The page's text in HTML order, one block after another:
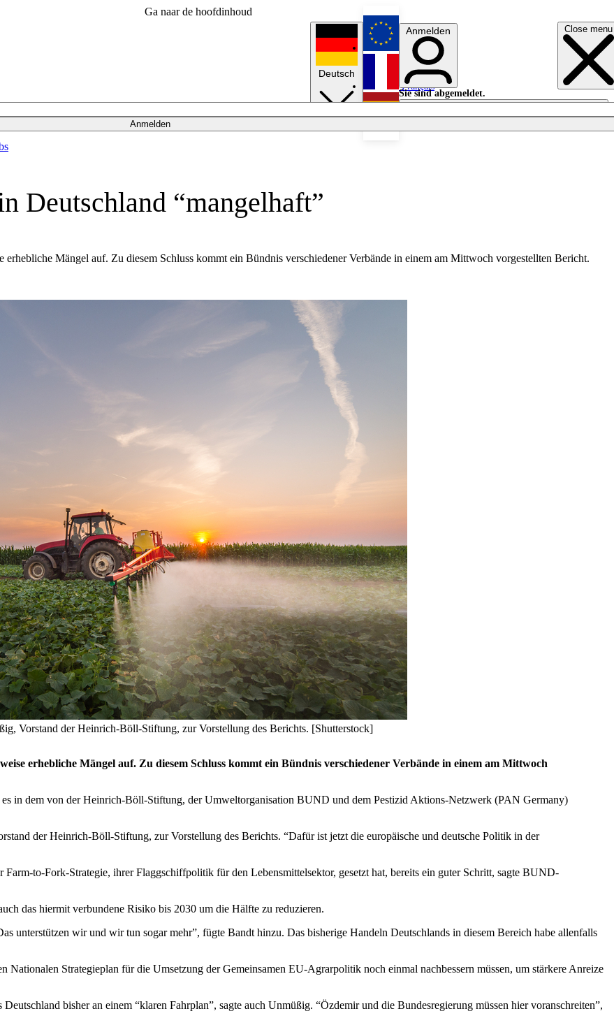
Ga naar de hoofdinhoud
Close menu
Anmelden
Deutsch
English
Français
Anmelden
Sie sind abgemeldet.
Anmelden
Licht aus
Deutschland “mangelhaft”
Mängel auf. Zu diesem Schluss kommt ein Bündnis verschiedener Verbände in einem am Mittwoch vorgestellten Bericht.
Vorstand der Heinrich-Böll-Stiftung, zur Vorstellung des Berichts. [Shutterstock]
erhebliche Mängel auf. Zu diesem Schluss kommt ein Bündnis verschiedener Verbände in einem am Mittwoch
es in dem von der Heinrich-Böll-Stiftung, der Umweltorganisation BUND und dem Pestizid Aktions-Netzwerk (PAN Germany)
der Heinrich-Böll-Stiftung, zur Vorstellung des Berichts. “Dafür ist jetzt die europäische und deutsche Politik in der
to-Fork-Strategie, ihrer Flaggschiffpolitik für den Lebensmittelsektor, gesetzt hat, bereits ein guter Schritt, sagte BUND-
das hiermit verbundene Risiko bis 2030 um die Hälfte zu reduzieren.
unterstützen wir und wir tun sogar mehr”, fügte Bandt hinzu. Das bisherige Handeln Deutschlands in diesem Bereich habe allenfalls
Nationalen Strategieplan für die Umsetzung der Gemeinsamen EU-Agrarpolitik noch einmal nachbessern müssen, um stärkere Anreize
bisher an einem “klaren Fahrplan”, sagte auch Unmüßig. “Özdemir und die Bundesregierung müssen hier voranschreiten”,